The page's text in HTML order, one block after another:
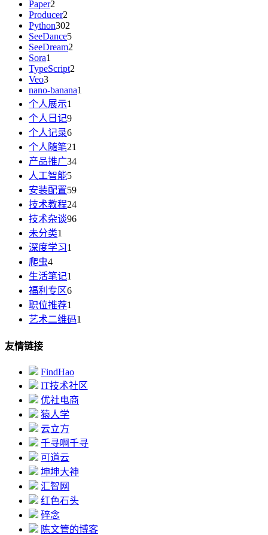
Paper2
Producer2
Python302
SeeDance5
SeeDream2
Sora1
TypeScript2
Veo3
nano-banana1
个人展示1
个人日记9
个人记录6
个人随笔21
产品推广34
人工智能5
安装配置59
技术教程24
技术杂谈96
未分类1
深度学习1
爬虫4
生活笔记1
福利专区6
职位推荐1
艺术二维码1
友情链接
FindHao
IT技术社区
优社电商
猿人学
云立方
千寻啊千寻
可道云
坤坤大神
汇智网
红色石头
碎念
陈文管的博客